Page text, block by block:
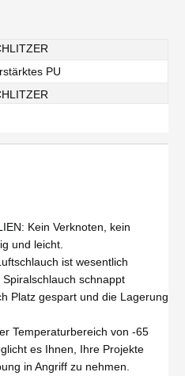
PU
Kein Verknoten, kein
und leicht.
ist wesentlich
schnappt
Platz gespart und die Lagerung
Temperaturbereich von -65
es Ihnen, Ihre Projekte
in Angriff zu nehmen.